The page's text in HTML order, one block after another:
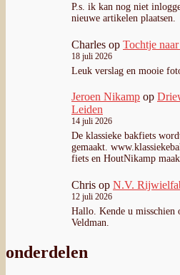
P.s. ik kan nog niet
nieuwe artikelen plaatsen.
Charles op Tochtje
18 juli 2026
Leuk verslag en mooie
Jeroen Nikamp op
Leiden
14 juli 2026
De klassieke bakfiets
gemaakt.
fiets en HoutNikamp
Chris op N.V.
12 juli 2026
Hallo. Kende u misschien
Veldman.
onderdelen